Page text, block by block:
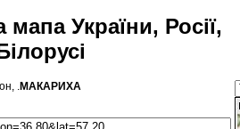
України, Росії,
.МАКАРИХА